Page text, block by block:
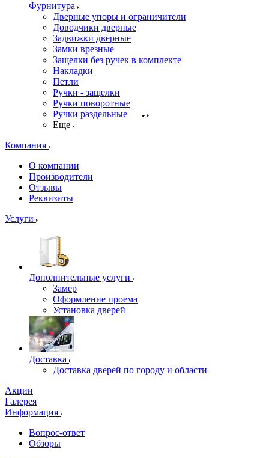
Фурнитура
Дверные упоры и ограничители
Доводчики дверные
Задвижки дверные
Замки врезные
Защелки без ручек в комплекте
Накладки
Петли
Ручки - защелки
Ручки поворотные
Ручки раздельные
Еще
Компания
О компании
Производители
Отзывы
Реквизиты
Услуги
Дополнительные услуги
Замер
Оформление проема
Установка дверей
Доставка
Доставка дверей по городу и области
Акции
Галерея
Информация
Вопрос-ответ
Обзоры